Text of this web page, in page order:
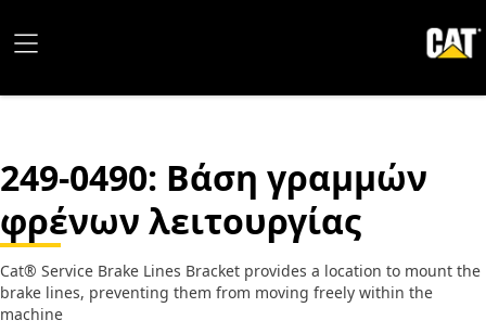
249-0490: Βάση γραμμών
φρένων λειτουργίας
Cat® Service Brake Lines Bracket provides a location to mount the
brake lines, preventing them from moving freely within the
machine